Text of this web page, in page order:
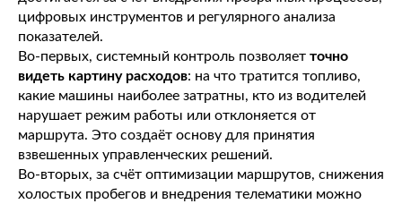
цифровых инструментов и регулярного анализа
показателей.
Во-первых, системный контроль позволяет точно
видеть картину расходов: на что тратится топливо,
какие машины наиболее затратны, кто из водителей
нарушает режим работы или отклоняется от
маршрута. Это создаёт основу для принятия
взвешенных управленческих решений.
Во-вторых, за счёт оптимизации маршрутов, снижения
холостых пробегов и внедрения телематики можно